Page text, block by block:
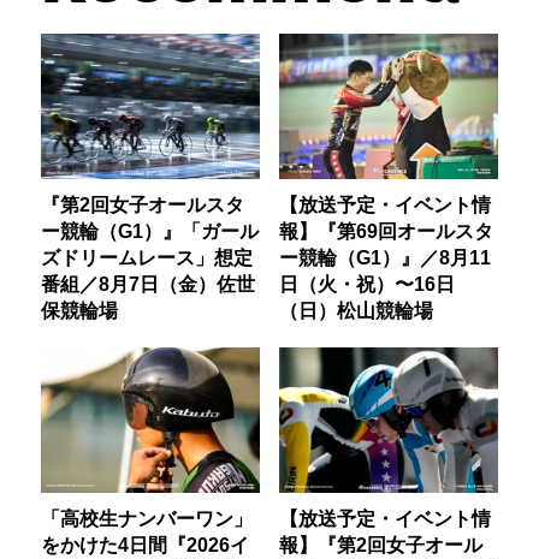
『第2回女子オールスタ
ー競輪（G1）』「ガール
ズドリームレース」想定
番組／8月7日（金）佐世
保競輪場
【放送予定・イベント情
報】『第69回オールスタ
ー競輪（G1）』／8月11
日（火・祝）〜16日
（日）松山競輪場
「高校生ナンバーワン」
をかけた4日間『2026イ
【放送予定・イベント情
報】『第2回女子オール